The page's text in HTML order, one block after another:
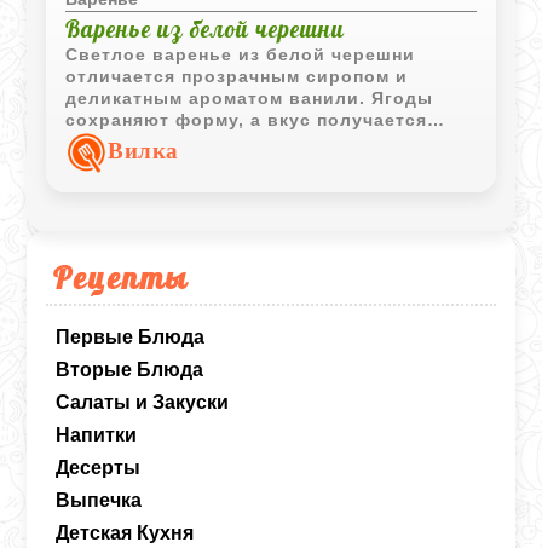
Рецепты
Первые Блюда
Вторые Блюда
Салаты и Закуски
Напитки
Десерты
Выпечка
Детская Кухня
Варенье из белой черешни
Светлое варенье из белой черешни
отличается прозрачным сиропом и
деликатным ароматом ванили. Ягоды
сохраняют форму, а вкус получается
насыщенным и гармоничным.
Вилка